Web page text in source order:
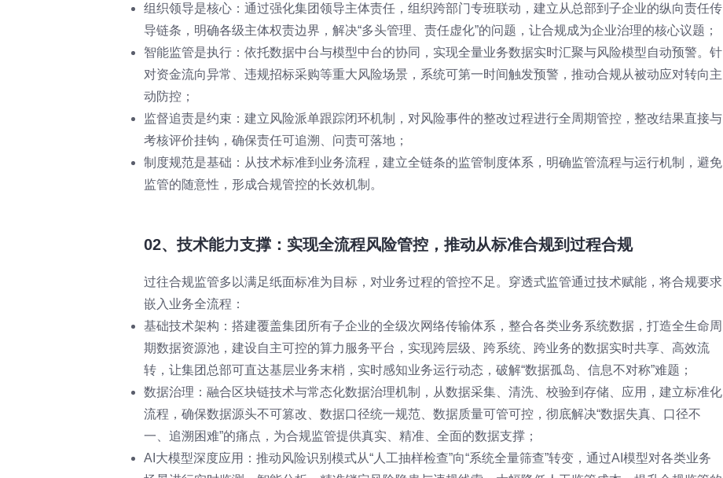
组织领导是核心：通过强化集团领导主体责任，组织跨部门专班联动，建立从总部到子企业的纵向责任传
导链条，明确各级主体权责边界，解决“多头管理、责任虚化”的问题，让合规成为企业治理的核心议题；
智能监管是执行：依托数据中台与模型中台的协同，实现全量业务数据实时汇聚与风险模型自动预警。针
对资金流向异常、违规招标采购等重大风险场景，系统可第一时间触发预警，推动合规从被动应对转向主
动防控；
监督追责是约束：建立风险派单跟踪闭环机制，对风险事件的整改过程进行全周期管控，整改结果直接与
考核评价挂钩，确保责任可追溯、问责可落地；
制度规范是基础：从技术标准到业务流程，建立全链条的监管制度体系，明确监管流程与运行机制，避免
监管的随意性，形成合规管控的长效机制。
02、技术能力支撑：实现全流程风险管控，推动从标准合规到过程合规
过往合规监管多以满足纸面标准为目标，对业务过程的管控不足。穿透式监管通过技术赋能，将合规要求
嵌入业务全流程：
基础技术架构：搭建覆盖集团所有子企业的全级次网络传输体系，整合各类业务系统数据，打造全生命周
期数据资源池，建设自主可控的算力服务平台，实现跨层级、跨系统、跨业务的数据实时共享、高效流
转，让集团总部可直达基层业务末梢，实时感知业务运行动态，破解“数据孤岛、信息不对称”难题；
数据治理：融合区块链技术与常态化数据治理机制，从数据采集、清洗、校验到存储、应用，建立标准化
流程，确保数据源头不可篡改、数据口径统一规范、数据质量可管可控，彻底解决“数据失真、口径不
一、追溯困难”的痛点，为合规监管提供真实、精准、全面的数据支撑；
AI大模型深度应用：推动风险识别模式从“人工抽样检查”向“系统全量筛查”转变，通过AI模型对各类业务